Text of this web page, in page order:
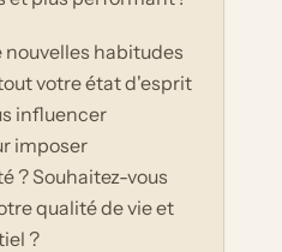
habitudes
votre état d'esprit
influencer
imposer
? Souhaitez-vous
qualité de vie et
?